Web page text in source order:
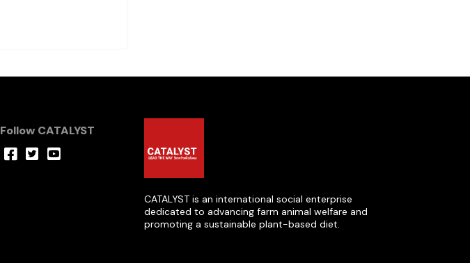
Follow CATALYST
CATALYST is an international social enterprise
dedicated to advancing farm animal welfare and
promoting a sustainable plant-based diet.